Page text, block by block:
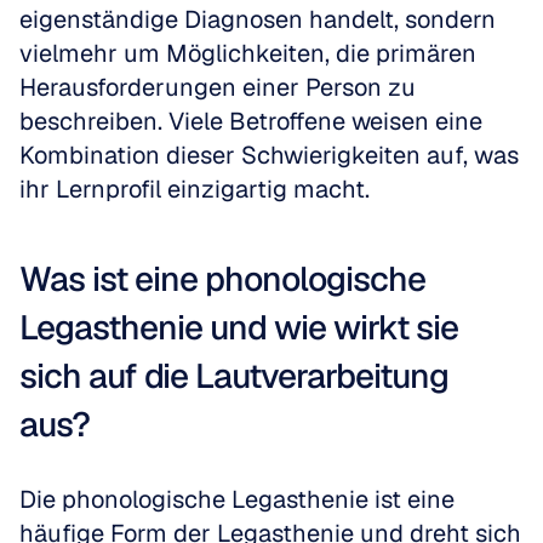
eigenständige Diagnosen handelt, sondern
vielmehr um Möglichkeiten, die primären
Herausforderungen einer Person zu
beschreiben. Viele Betroffene weisen eine
Kombination dieser Schwierigkeiten auf, was
ihr Lernprofil einzigartig macht.
Was ist eine phonologische
Legasthenie und wie wirkt sie
sich auf die Lautverarbeitung
aus?
Die phonologische Legasthenie ist eine
häufige Form der Legasthenie und dreht sich